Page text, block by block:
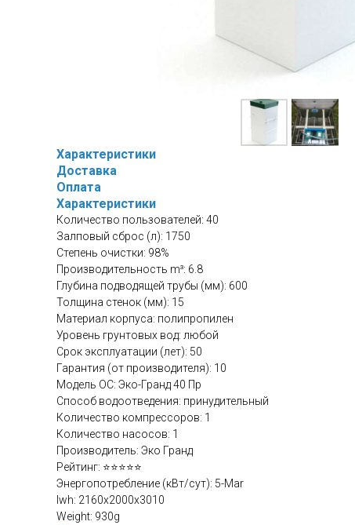
Характеристики
Доставка
Оплата
Характеристики
Количество пользователей: 40
Залповый сброс (л): 1750
Степень очистки: 98%
Производительность m³: 6.8
Глубина подводящей трубы (мм): 600
Толщина стенок (мм): 15
Материал корпуса: полипропилен
Уровень грунтовых вод: любой
Срок эксплуатации (лет): 50
Гарантия (от производителя): 10
Модель ОС: Эко-Гранд 40 Пр
Способ водоотведения: принудительный
Количество компрессоров: 1
Количество насосов: 1
Производитель: Эко Гранд
Рейтинг: ⭐⭐⭐⭐⭐
Энергопотребление (кВт/сут): 5-Mar
lwh: 2160x2000x3010
Weight: 930g